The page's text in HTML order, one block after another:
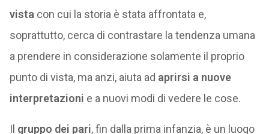
vista con cui la storia è stata affrontata e,
soprattutto, cerca di contrastare la tendenza umana
a prendere in considerazione solamente il proprio
punto di vista, ma anzi, aiuta ad aprirsi a nuove
interpretazioni e a nuovi modi di vedere le cose.
Il gruppo dei pari, fin dalla prima infanzia, è un luogo